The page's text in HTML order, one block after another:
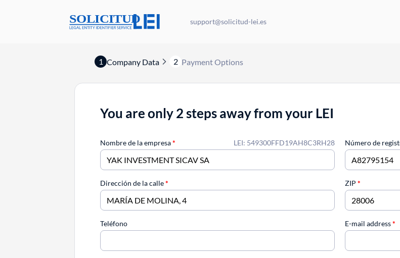
support@solicitud-lei.es
1 Company Data 2 Payment Options
You are only 2 steps away from your LEI
LEI: 549300FFD19AH8C3RH28
Nombre de la empresa* Número de
Dirección de la calle* ZIP *
Teléfono E-mail address*